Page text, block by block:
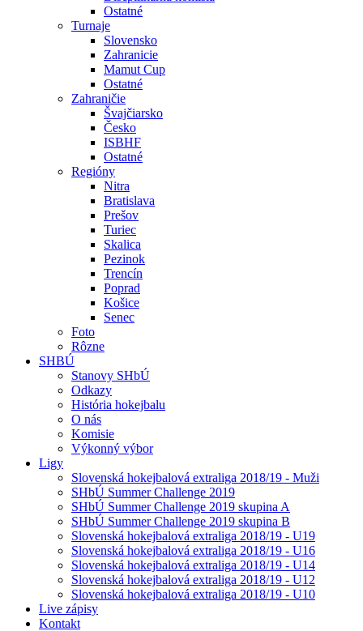
Ostatné
Turnaje
Slovensko
Zahranicie
Mamut Cup
Ostatné
Zahraničie
Švajčiarsko
Česko
ISBHF
Ostatné
Regióny
Nitra
Bratislava
Prešov
Turiec
Skalica
Pezinok
Trencín
Poprad
Košice
Senec
Foto
Rôzne
SHBÚ
Stanovy SHbÚ
Odkazy
História hokejbalu
O nás
Komisie
Výkonný výbor
Ligy
Slovenská hokejbalová extraliga 2018/19 - Muži
SHbÚ Summer Challenge 2019
SHbÚ Summer Challenge 2019 skupina A
SHbÚ Summer Challenge 2019 skupina B
Slovenská hokejbalová extraliga 2018/19 - U19
Slovenská hokejbalová extraliga 2018/19 - U16
Slovenská hokejbalová extraliga 2018/19 - U14
Slovenská hokejbalová extraliga 2018/19 - U12
Slovenská hokejbalová extraliga 2018/19 - U10
Live zápisy
Kontakt